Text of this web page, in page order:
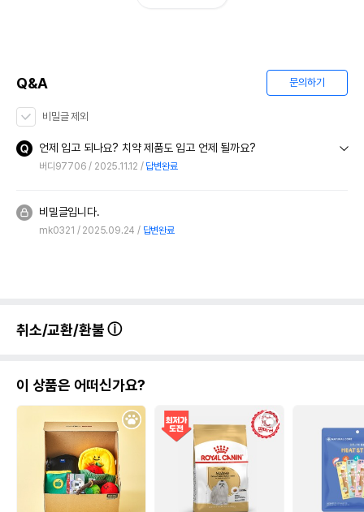
Q&A 문의하기
비밀글 제외
언제 입고 되나요? 치약 제품도 입고 언제 될까요?
버디97706 2025.11.12 답변완료
비밀글입니다.
mk0321 2025.09.24 답변완료
취소/교환/환불
이 상품은 어떠신가요?